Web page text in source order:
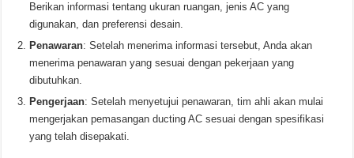
Berikan informasi tentang ukuran ruangan, jenis AC yang
digunakan, dan preferensi desain.
Penawaran: Setelah menerima informasi tersebut, Anda akan
menerima penawaran yang sesuai dengan pekerjaan yang
dibutuhkan.
Pengerjaan: Setelah menyetujui penawaran, tim ahli akan mulai
mengerjakan pemasangan ducting AC sesuai dengan spesifikasi
yang telah disepakati.